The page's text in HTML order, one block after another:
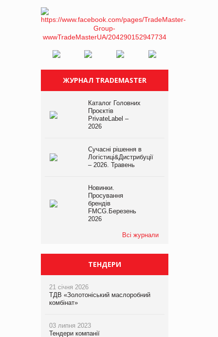
ЖУРНАЛ TRADEMASTER
Каталог Головних
Проєктів
PrivateLabel –
2026
Сучасні рішення в
Логістиці&Дистрибуції
– 2026. Травень
Новинки.
Просування
брендів
FMCG.Березень
2026
Всі журнали
ТЕНДЕРИ
21 січня 2026
ТДВ «Золотоніський маслоробний
комбінат»
03 липня 2023
Тендери компанії